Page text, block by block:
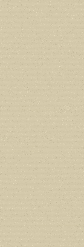
Deprecated
line212
Deprecated
line213
Deprecated
/home/